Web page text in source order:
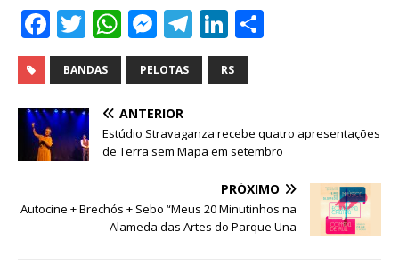
F
a
c
e
b
o
k
T
w
it
te
r
W
h
at
s
A
p
M
e
ss
e
n
g
r
T
el
e
ra
m
Li
n
k
dI
n
BANDAS PELOTAS RS
ANTERIOR
Estúdio Stravaganza recebe quatro apresentações
de Terra sem Mapa em setembro
PRÓXIMO
Autocine + Brechós + Sebo “Meus 20 Minutinhos na
Alameda das Artes do Parque Una